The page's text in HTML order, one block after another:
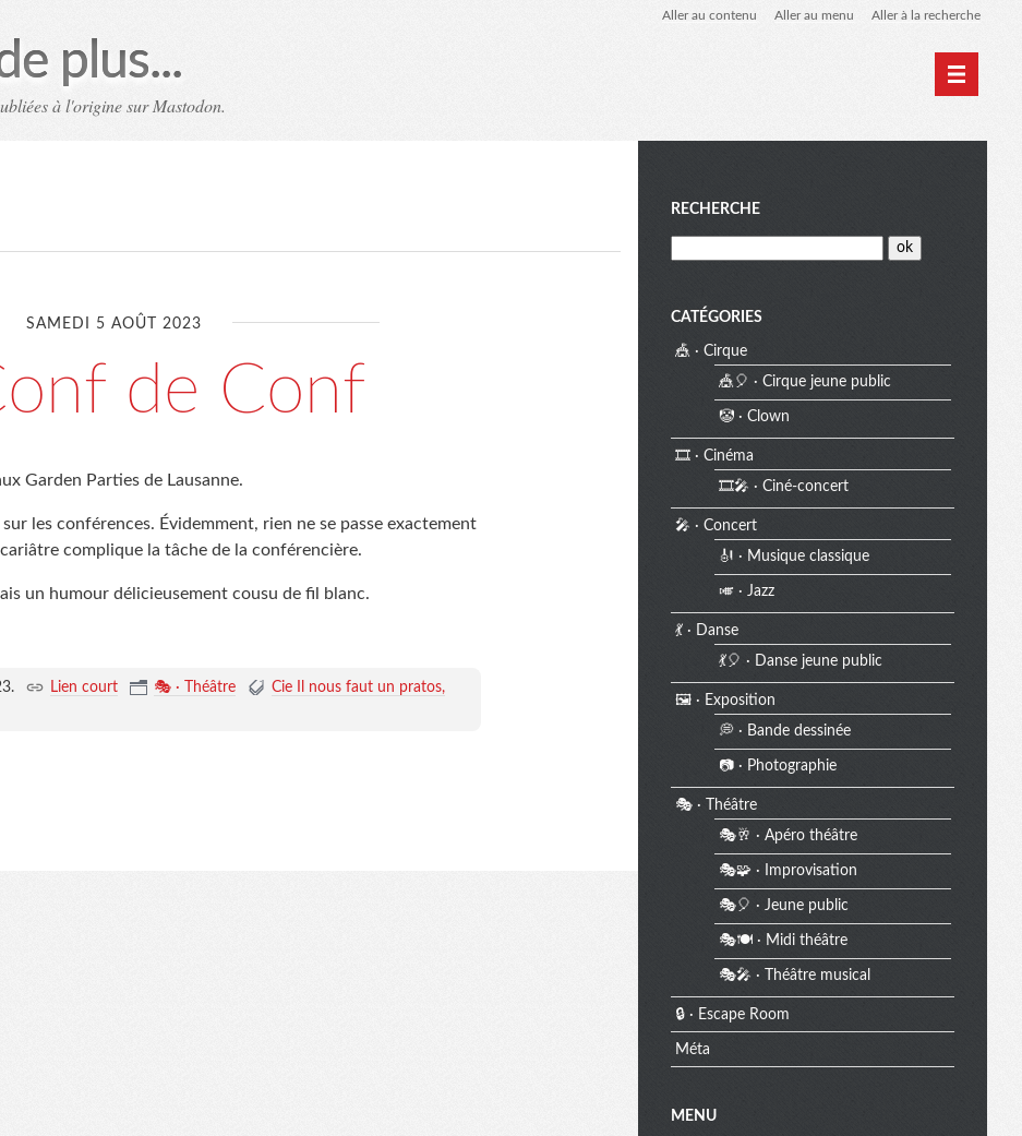
Aller au contenu Aller au menu Aller à la recherche
plus...
à l'origine sur Mastodon.
SAMEDI 5 AOÛT 2023
de Conf
Garden Parties de Lausanne.
les conférences. Évidemment, rien ne se passe exactement
complique la tâche de la conférencière.
un humour délicieusement cousu de fil blanc.
. Lien court 🎭 · Théâtre
Cie Il nous faut un pratos
M
e
u
RECHERCHE
CATÉGORIES
🎪 · Cirque
🎪🎈 · Cirque jeune public
🤡 · Clown
🎞️ · Cinéma
🎞️🎤 · Ciné-concert
🎤 · Concert
🎻 · Musique classique
🎺 · Jazz
💃 · Danse
💃🎈 · Danse jeune public
🖼️ · Exposition
💭 · Bande dessinée
📷 · Photographie
🎭 · Théâtre
🎭🥂 · Apéro théâtre
🎭🧩 · Improvisation
🎭🎈 · Jeune public
🎭🍽️ · Midi théâtre
🎭🎤 · Théâtre musical
🔒 · Escape Room
Méta
MENU